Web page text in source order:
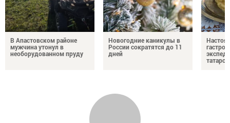
В Апастовском районе
мужчина утонул в
необорудованном пруду
Новогодние каникулы в
России сократятся до 11
дней